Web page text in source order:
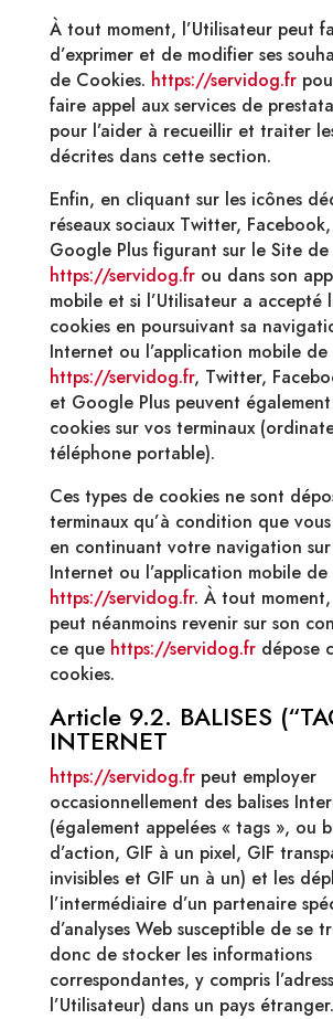
À tout moment, l’Utilisateur peut
d’exprimer et de modifier ses
de Cookies. https://servidog.fr
faire appel aux services de
pour l’aider à recueillir et traiter
décrites dans cette section.
Enfin, en cliquant sur les icônes
réseaux sociaux Twitter,
Google Plus figurant sur le Site de
https://servidog.frou dans son
mobile et si l’Utilisateur a
cookies en poursuivant sa
Internet ou l’application mobile de
https://servidog.fr, Twitter,
et Google Plus peuvent
cookies sur vos terminaux
téléphone portable).
Ces types de cookies ne sont
terminaux qu’à condition que
en continuant votre navigation
Internet ou l’application mobile de
https://servidog.fr. À tout
peut néanmoins revenir sur son
ce que https://servidog.frdépose
cookies.
Article 9.2. BALISES
INTERNET
https://servidog.frpeut employer
occasionnellement des balises
(également appelées « tags », ou
d’action, GIF à un pixel, GIF
invisibles et GIF un à un) et les
l’intermédiaire d’un partenaire
d’analyses Web susceptible de se
donc de stocker les informations
correspondantes, y compris
l’Utilisateur) dans un pays étranger.